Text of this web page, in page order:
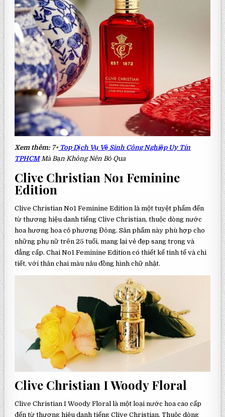
Xem thêm: 7+Top Dịch Vụ Vệ Sinh Công Nghiệp Uy Tín
TPHCM Mà Bạn Không Nên Bỏ Qua
Clive Christian No1 Feminine
Edition
Clive Christian No1 Feminine Edition là một tuyệt phẩm đến
từ thương hiệu danh tiếng Clive Christian, thuộc dòng nước
hoa hương hoa cỏ phương Đông. Sản phẩm này phù hợp cho
những phụ nữ trên 25 tuổi, mang lại vẻ đẹp sang trọng và
đẳng cấp. Chai No1 Feminine Edition có thiết kế tinh tế và chi
tiết, với thân chai màu nâu đồng hình chữ nhật.
Clive Christian I Woody Floral
Clive Christian I Woody Floral là một loại nước hoa cao cấp
đến từ thương hiệu danh tiếng Clive Christian. Thuộc dòng